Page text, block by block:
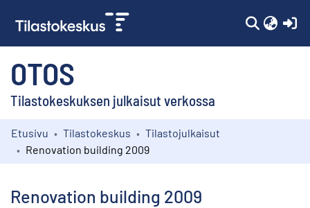
OTOS
Tilastokeskuksen julkaisut verkossa
Kokoelmat
Etusivu Tilastokeskus
Tilastojulkaisut
Renovation building 2009
Renovation building 2009